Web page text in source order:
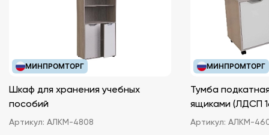
МИНПРОМТОРГ
Шкаф для хранения учебных
пособий
Артикул: АЛКМ-4808
МИНПРОМТОРГ
Тумба
ящиками
Артикул: АЛКМ-